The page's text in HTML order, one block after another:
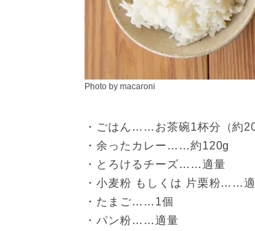
Photo by macaroni
・ごはん……お茶碗1杯分（約
・余ったカレー……約120g
・とろけるチーズ……適量
・小麦粉 もしくは 片栗粉……
・たまご……1個
・パン粉……適量